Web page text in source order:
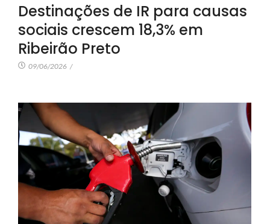
Destinações de IR para causas
sociais crescem 18,3% em
Ribeirão Preto
09/06/2026 /